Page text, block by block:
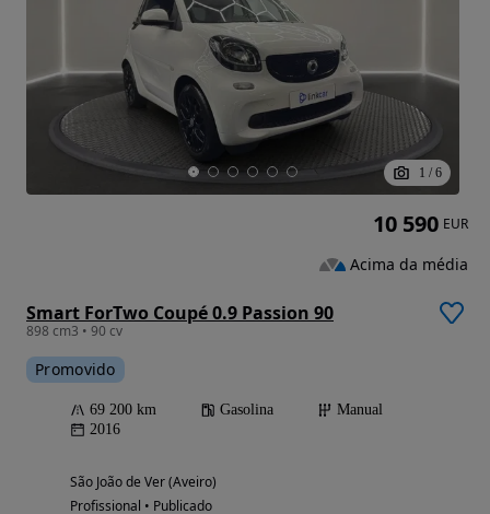
1 / 6
Smart ForTwo Coupé 0.9 Passion 90
898 cm3 • 90 cv
Promovido
69 200 km Gasolina
Manual
2016
São João de Ver (Aveiro)
Profissional • Publicado
10 590 EUR
Acima da média